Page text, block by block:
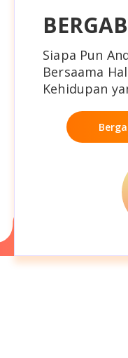
Siapa Pun
Bersaama
Kehidupan